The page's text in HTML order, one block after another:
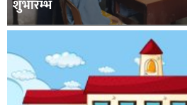
शुभारम्भ